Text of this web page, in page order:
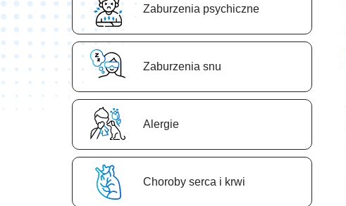
Zaburzenia psychiczne
Zaburzenia snu
Аlergie
Сhoroby serca i krwi